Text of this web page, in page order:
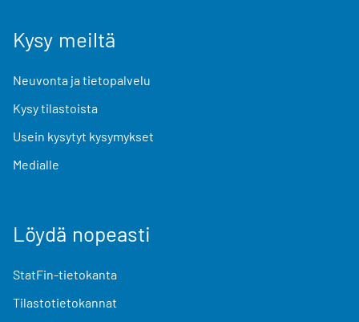
Kysy meiltä
Neuvonta ja tietopalvelu
Kysy tilastoista
Usein kysytyt kysymykset
Medialle
Löydä nopeasti
StatFin-tietokanta
Tilastotietokannat